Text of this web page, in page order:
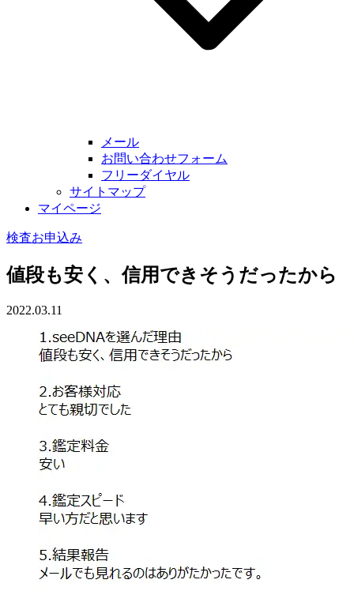
メール
お問い合わせフォーム
フリーダイヤル
サイトマップ
マイページ
検査お申込み
値段も安く、信用できそうだったから
2022.03.11